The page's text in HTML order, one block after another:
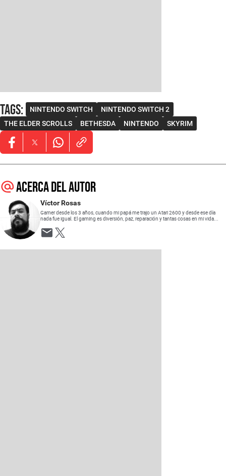
Tags: NINTENDO SWITCH
NINTENDO SWITCH 2
THE ELDER SCROLLS
BETHESDA NINTENDO SKYRIM
Opens in new window
Opens in new window
Opens in new window
Acerca del autor
Víctor Rosas
Gamer desde los 3 años, cuando mi papá me trajo un Atari 2600 y desde ese día
nada fue igual. El gaming es diversión, paz, reparación y tantas cosas en mi vida...
Opens in new window